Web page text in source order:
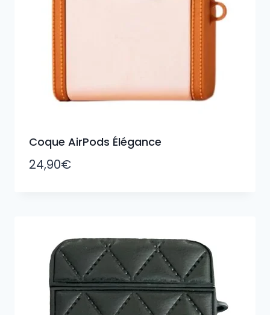
Coque AirPods Élégance
24,90€